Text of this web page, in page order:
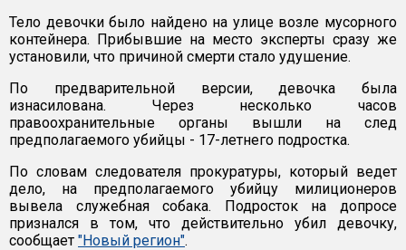
Тело девочки было найдено на улице возле мусорного
контейнера. Прибывшие на место эксперты сразу же
установили, что причиной смерти стало удушение.
По предварительной версии, девочка была
изнасилована. Через несколько часов
правоохранительные органы вышли на след
предполагаемого убийцы - 17-летнего подростка.
По словам следователя прокуратуры, который ведет
дело, на предполагаемого убийцу милиционеров
вывела служебная собака. Подросток на допросе
признался в том, что действительно убил девочку,
сообщает "Новый регион".